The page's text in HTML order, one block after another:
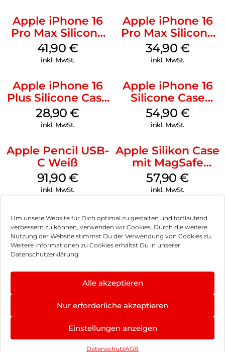
Um unsere Website für Dich optimal zu gestalten und fortlaufend
verbessern zu können, verwenden wir Cookies. Durch die weitere
Nutzung der Website stimmst Du der Verwendung von Cookies zu.
Weitere Informationen zu Cookies erhältst Du in unserer
Datenschutzerklärung.
Alle akzeptieren
Nur erforderliche akzeptieren
Einstellungen anzeigen
DatenschutzAGB
Apple iPhone 16
Pro Max Silicone
Case MagSafe
Ultramarine
41,90 €
inkl. MwSt.
Apple iPhone 16
Pro Max Silicone
Case MagSafe
Denim
34,90 €
inkl. MwSt.
Apple iPhone 16
Plus Silicone Case
MagSafe Black
28,90€
inkl. MwSt.
Apple iPhone 16
Silicone Case
MagSafe Black
54,90 €
inkl. MwSt.
Apple Pencil USB-
C Weiß
91,90 €
inkl. MwSt.
Apple Silikon Case
mit MagSafe
iPhone 14 Pro
(PRODUCT)RED
57,90€
inkl. MwSt.
Impressum
Hinweis zur Batterieentsorgung
Newsletter